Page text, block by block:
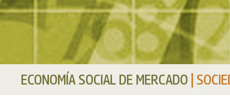
ECONOMÍA SOCIAL DE MERCADO